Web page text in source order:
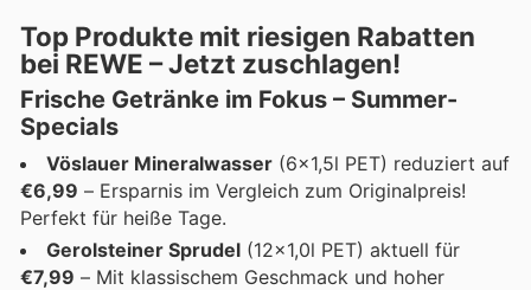
Top Produkte mit riesigen Rabatten
bei REWE – Jetzt zuschlagen!
Frische Getränke im Fokus – Summer-
Specials
Vöslauer Mineralwasser (6x1,5l PET) reduziert auf
€6,99 – Ersparnis im Vergleich zum Originalpreis!
Perfekt für heiße Tage.
Gerolsteiner Sprudel (12x1,0l PET) aktuell für
€7,99 – Mit klassischem Geschmack und hoher